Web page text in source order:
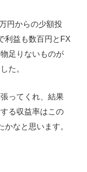
円からの少額投
利益も数百円とFX
足りないものが
た。
ってくれ、結果
る収益率はこの
なと思います。